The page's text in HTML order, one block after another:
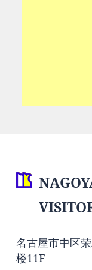
名古屋市中区
楼11F